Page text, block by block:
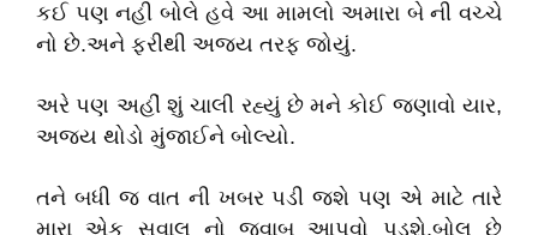
કઈ પણ નહી બોલે હવે આ મામલો અમારા બે ની વચ્ચે
નો છે.અને ફરીથી અજય તરફ જોયું.
અરે પણ અહીં શું ચાલી રહ્યું છે મને કોઈ જણાવો યાર,
અજય થોડો મુંજાઈને બોલ્યો.
તને બધી જ વાત ની ખબર પડી જશે પણ એ માટે તારે
મારા એક સવાલ નો જવાબ આપવો પડશે,બોલ છે